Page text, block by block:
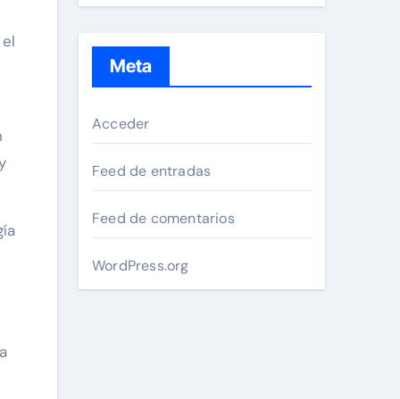
Meta
Acceder
Feed de entradas
Feed de comentarios
WordPress.org